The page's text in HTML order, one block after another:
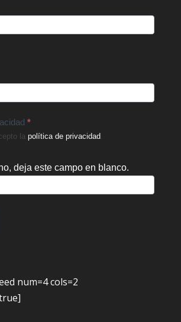
*
la política de privacidad.
deja este campo en blanco.
num=4 cols=2